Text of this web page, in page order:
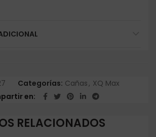
Categorías: Cañas, XQ Max
en
RELACIONADOS